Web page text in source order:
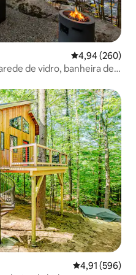
4,94 de uma
4,94 (260)
de vidro, banheira de
4,91 de uma
4,91 (596)